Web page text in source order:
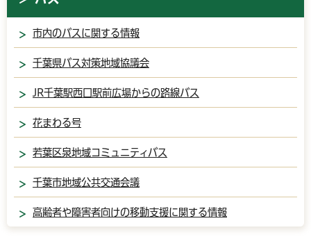
市内のバスに関する情報
千葉県バス対策地域協議会
JR千葉駅西口駅前広場からの路線バス
花まわる号
若葉区泉地域コミュニティバス
千葉市地域公共交通会議
高齢者や障害者向けの移動支援に関する情報